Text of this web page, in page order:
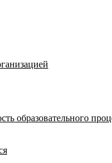
образовательного